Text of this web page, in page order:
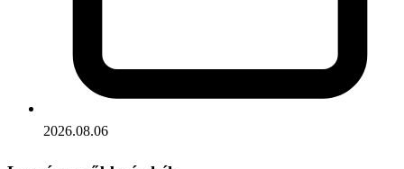
2026.08.06